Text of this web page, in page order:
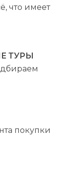
что имеет
ТУРЫ
покупки